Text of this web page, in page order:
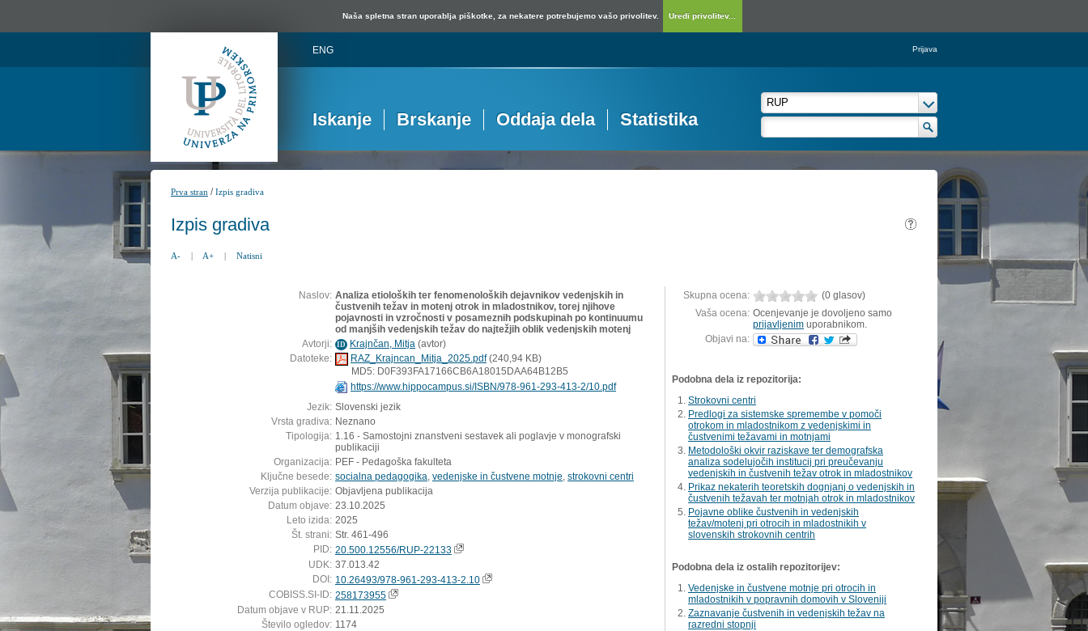
Naša spletna stran uporablja piškotke, za nekatere potrebujemo vašo privolitev. Uredi privolitev...
ENG Prijava
Iskanje Brskanje Oddaja dela Statistika
Prva stran /Izpis gradiva
Izpis gradiva
A- | A+ | Natisni
Naslov: Analiza etioloških ter fenomenoloških dejavnikov vedenjskih in
čustvenih težav in motenj otrok in mladostnikov, torej njihove
pojavnosti in vzročnosti v posameznih podskupinah po kontinuumu
od manjših vedenjskih težav do najtežjih oblik vedenjskih motenj
Avtorji: ID Krajnčan, Mitja (avtor)
Datoteke:
RAZ_Krajncan_Mitja_2025.pdf(240,94 KB)
MD5: D0F393FA17166CB6A18015DAA64B12B5
https://www.hippocampus.si/ISBN/978-961-293-413-2/10.pdf
Jezik: Slovenski jezik
Vrsta gradiva: Neznano
Tipologija: 1.16 - Samostojni znanstveni sestavek ali poglavje v monografski
publikaciji
Organizacija: PEF - Pedagoška fakulteta
Ključne besede: socialna pedagogika vedenjske in čustvene motnje strokovni centri
Verzija publikacije: Objavljena publikacija
Datum objave: 23.10.2025
Leto izida: 2025
Št. strani: Str. 461-496
PID: 20.500.12556/RUP-22133
UDK: 37.013.42
DOI: 10.26493/978-961-293-413-2.10
COBISS.SI-ID: 258173955
Datum objave v RUP: 21.11.2025
Število ogledov: 1174
Skupna ocena:
(0 glasov)
Vaša ocena: Ocenjevanje je dovoljeno samo
prijavljenim uporabnikom.
Objavi na:
Podobna dela iz repozitorija:
Strokovni centri
Predlogi za sistemske spremembe v pomoči
otrokom in mladostnikom z vedenjskimi in
čustvenimi težavami in motnjami
Metodološki okvir raziskave ter demografska
analiza sodelujočih institucij pri preučevanju
vedenjskih in čustvenih težav otrok in mladostnikov
Prikaz nekaterih teoretskih dognjanj o vedenjskih in
čustvenih težavah ter motnjah otrok in mladostnikov
Pojavne oblike čustvenih in vedenjskih
težav/motenj pri otrocih in mladostnikih v
slovenskih strokovnih centrih
Podobna dela iz ostalih repozitorijev:
Vedenjske in čustvene motnje pri otrocih in
mladostnikih v popravnih domovih v Sloveniji
Zaznavanje čustvenih in vedenjskih težav na
razredni stopnji